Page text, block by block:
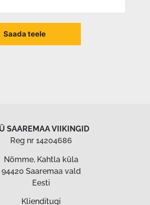
SAAREMAA VIIKINGID
Reg nr 14204686
Nõmme, Kahtla küla
94420 Saaremaa vald
Eesti
Klienditugi